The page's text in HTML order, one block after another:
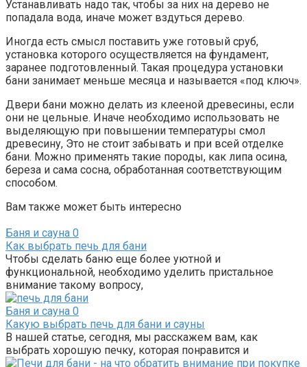
Устанавливать надо так, чтобы за них на дерево не
попадала вода, иначе может вздуться дерево.
Иногда есть смысл поставить уже готовый сруб,
установка которого осуществляется на фундамент,
заранее подготовленный. Такая процедура установки
бани занимает меньше месяца и называется «под ключ».
Двери бани можно делать из клееной древесины, если
они не цельные. Иначе необходимо использовать не
выделяющую при повышении температуры смол
древесину, Это не стоит забывать и при всей отделке
бани. Можно применять такие породы, как липа осина,
береза и сама сосна, обработанная соответствующим
способом.
Вам также может быть интересно
Баня и сауна 0
Как выбрать печь для бани
Чтобы сделать баню еще более уютной и
функциональной, необходимо уделить пристальное
внимание такому вопросу,
Баня и сауна 0
Какую выбрать печь для бани и сауны
В нашей статье, сегодня, мы расскажем вам, как
выбрать хорошую печку, которая понравится и